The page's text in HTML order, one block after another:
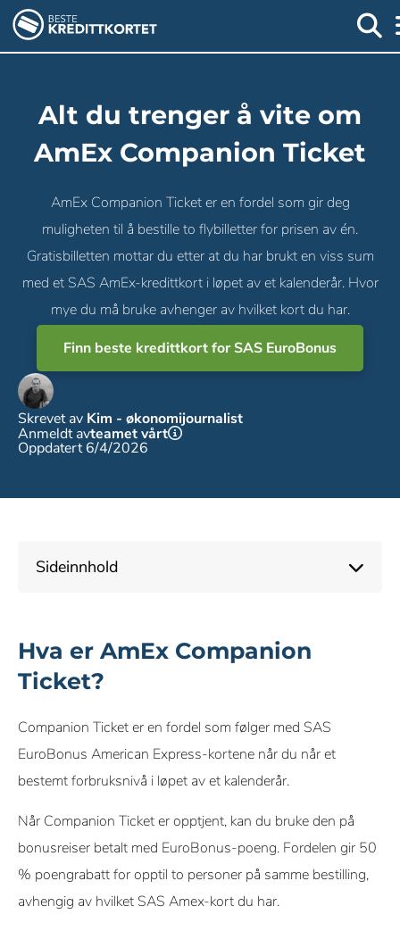
Alt du trenger å vite om
AmEx Companion Ticket
AmEx Companion Ticket er en fordel som gir deg
muligheten til å bestille to flybilletter for prisen av én.
Gratisbilletten mottar du etter at du har brukt en viss sum
med et SAS AmEx-kredittkort i løpet av et kalenderår. Hvor
mye du må bruke avhenger av hvilket kort du har.
Finn beste kredittkort for SAS EuroBonus
Skrevet av Kim - økonomijournalist
Anmeldt avteamet vårt
Oppdatert 6/4/2026
Sideinnhold
Hva er AmEx Companion
Ticket?
Companion Ticket er en fordel som følger med SAS
EuroBonus American Express-kortene når du når et
bestemt forbruksnivå i løpet av et kalenderår.
Når Companion Ticket er opptjent, kan du bruke den på
bonusreiser betalt med EuroBonus-poeng. Fordelen gir 50
% poengrabatt for opptil to personer på samme bestilling,
avhengig av hvilket SAS Amex-kort du har.